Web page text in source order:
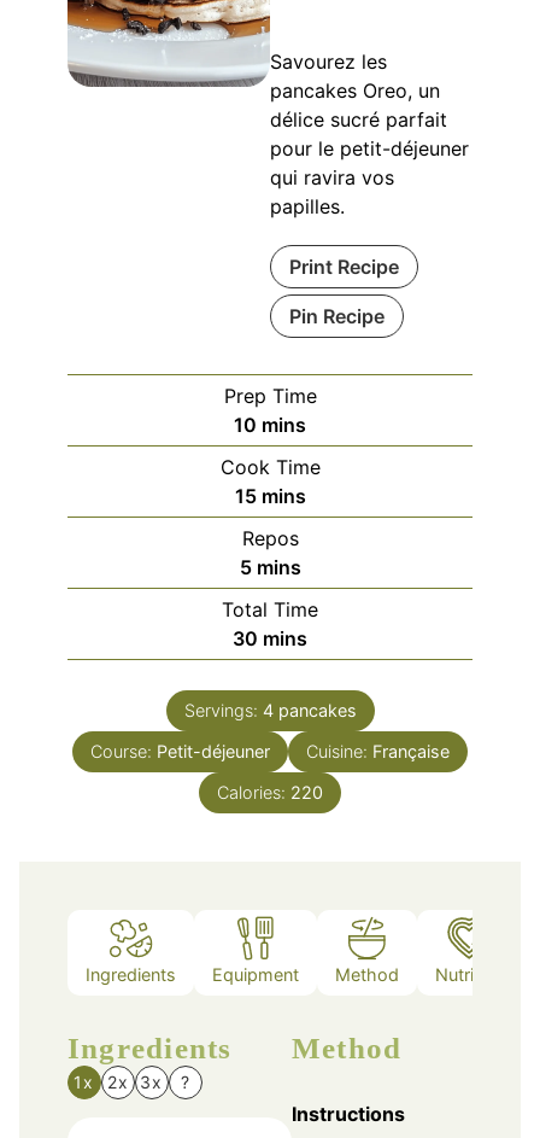
Savourez les
pancakes Oreo, un
délice sucré parfait
pour le petit-déjeuner
qui ravira vos
papilles.
Print Recipe
Pin Recipe
Prep Time
10 minutes
mins
Cook Time
15minutes
mins
Repos
5minutes
mins
Total Time
30 minutes
mins
Servings: 4 pancakes
Course: Petit-déjeuner Cuisine: Française
Calories: 220
Ingredients Equipment Method Nutrition
Ingredients
1x 2x 3x ?
Method
Instructions